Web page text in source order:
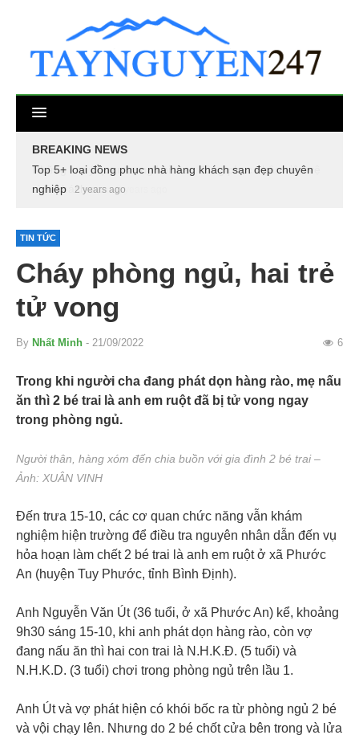
BREAKING NEWS
Top 5+ loại đồng phục nhà hàng khách sạn đẹp chuyên
nghiệp
2 years ago
TIN TỨC
Cháy phòng ngủ, hai trẻ
tử vong
By Nhất Minh - 21/09/2022 6
Trong khi người cha đang phát dọn hàng rào, mẹ nấu
ăn thì 2 bé trai là anh em ruột đã bị tử vong ngay
trong phòng ngủ.
Người thân, hàng xóm đến chia buồn với gia đình 2 bé trai –
Ảnh: XUÂN VINH
Đến trưa 15-10, các cơ quan chức năng vẫn khám
nghiệm hiện trường để điều tra nguyên nhân dẫn đến vụ
hỏa hoạn làm chết 2 bé trai là anh em ruột ở xã Phước
An (huyện Tuy Phước, tỉnh Bình Định).
Anh Nguyễn Văn Út (36 tuổi, ở xã Phước An) kể, khoảng
9h30 sáng 15-10, khi anh phát dọn hàng rào, còn vợ
đang nấu ăn thì hai con trai là N.H.K.Đ. (5 tuổi) và
N.H.K.D. (3 tuổi) chơi trong phòng ngủ trên lầu 1.
Anh Út và vợ phát hiện có khói bốc ra từ phòng ngủ 2 bé
và vội chạy lên. Nhưng do 2 bé chốt cửa bên trong và lửa